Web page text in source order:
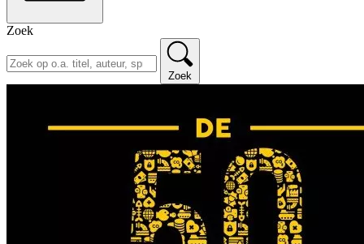
Zoek
Zoek